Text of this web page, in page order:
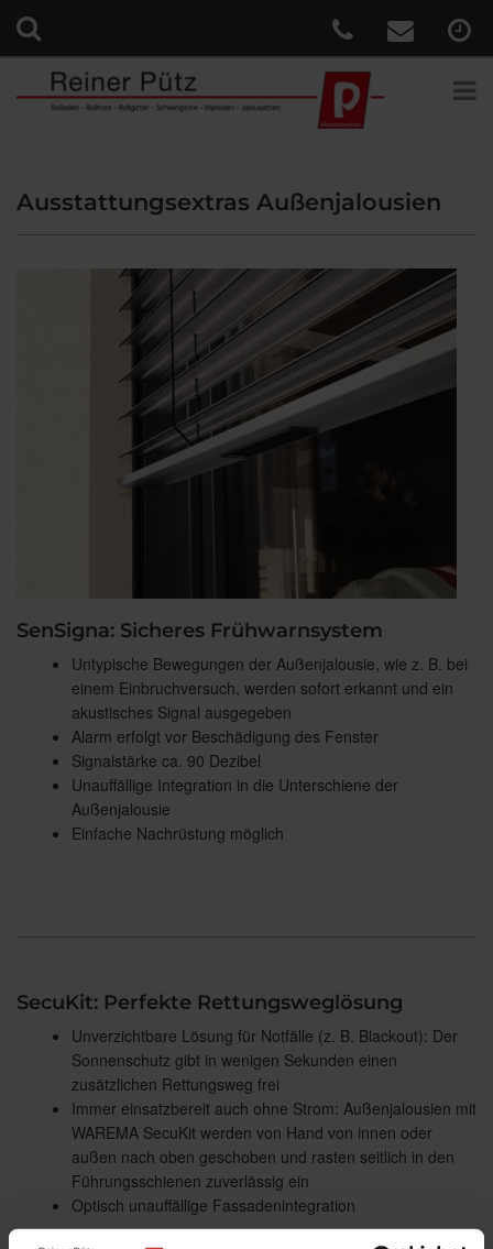
Ausstattungsextras Außenjalousien
SenSigna: Sicheres Frühwarnsystem
Untypische Bewegungen der Außenjalousie, wie z. B. bei
einem Einbruchversuch, werden sofort erkannt und ein
akustisches Signal ausgegeben
Alarm erfolgt vor Beschädigung des Fenster
Signalstärke ca. 90 Dezibel
Unauffällige Integration in die Unterschiene der
Außenjalousie
Einfache Nachrüstung möglich
SecuKit: Perfekte Rettungsweglösung
Unverzichtbare Lösung für Notfälle (z. B. Blackout): Der
Sonnenschutz gibt in wenigen Sekunden einen
zusätzlichen Rettungsweg frei
Immer einsatzbereit auch ohne Strom: Außenjalousien mit
WAREMA SecuKit werden von Hand von innen oder
außen nach oben geschoben und rasten seitlich in den
Führungsschienen zuverlässig ein
Optisch unauffällige Fassadenintegration